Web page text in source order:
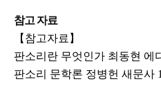
참고 자료
【참고자료】
판소리란 무엇인가 최동현 에
판소리 문학론 정병헌 새문사